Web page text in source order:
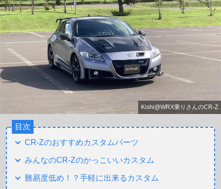
Kishi@WRX乗りさんのCR-Z
目次
CR-Zのおすすめカスタムパーツ
みんなのCR-Zのかっこいいカスタム
難易度低め！？手軽に出来るカスタム